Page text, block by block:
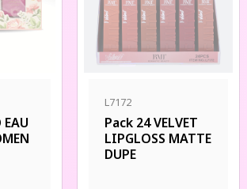
EAU
L7172
Pack 24 VELVET
LIPGLOSS MATTE
DUPE